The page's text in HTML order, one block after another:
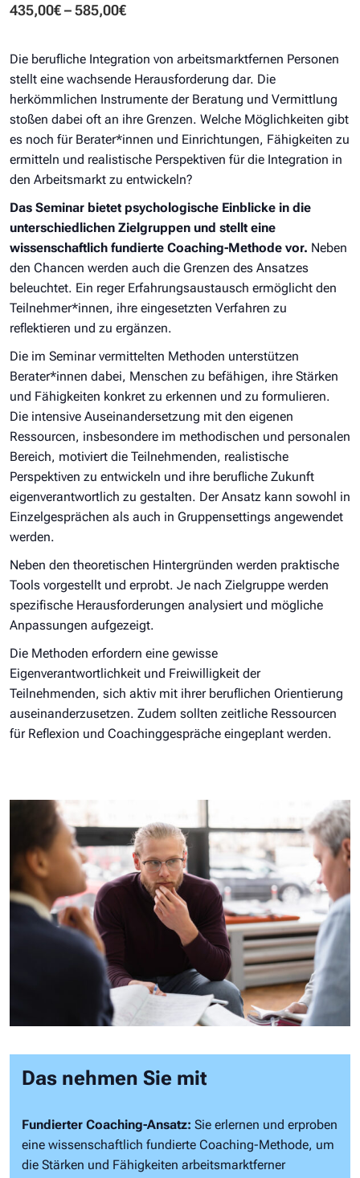
435,00€ – 585,00€
Die berufliche Integration von arbeitsmarktfernen Personen
stellt eine wachsende Herausforderung dar. Die
herkömmlichen Instrumente der Beratung und Vermittlung
stoßen dabei oft an ihre Grenzen. Welche Möglichkeiten gibt
es noch für Berater*innen und Einrichtungen, Fähigkeiten zu
ermitteln und realistische Perspektiven für die Integration in
den Arbeitsmarkt zu entwickeln?
Das Seminar bietet psychologische Einblicke in die
unterschiedlichen Zielgruppen und stellt eine
wissenschaftlich fundierte Coaching-Methode vor. Neben
den Chancen werden auch die Grenzen des Ansatzes
beleuchtet. Ein reger Erfahrungsaustausch ermöglicht den
Teilnehmer*innen, ihre eingesetzten Verfahren zu
reflektieren und zu ergänzen.
Die im Seminar vermittelten Methoden unterstützen
Berater*innen dabei, Menschen zu befähigen, ihre Stärken
und Fähigkeiten konkret zu erkennen und zu formulieren.
Die intensive Auseinandersetzung mit den eigenen
Ressourcen, insbesondere im methodischen und personalen
Bereich, motiviert die Teilnehmenden, realistische
Perspektiven zu entwickeln und ihre berufliche Zukunft
eigenverantwortlich zu gestalten. Der Ansatz kann sowohl in
Einzelgesprächen als auch in Gruppensettings angewendet
werden.
Neben den theoretischen Hintergründen werden praktische
Tools vorgestellt und erprobt. Je nach Zielgruppe werden
spezifische Herausforderungen analysiert und mögliche
Anpassungen aufgezeigt.
Die Methoden erfordern eine gewisse
Eigenverantwortlichkeit und Freiwilligkeit der
Teilnehmenden, sich aktiv mit ihrer beruflichen Orientierung
auseinanderzusetzen. Zudem sollten zeitliche Ressourcen
für Reflexion und Coachinggespräche eingeplant werden.
Das nehmen Sie mit
Fundierter Coaching-Ansatz: Sie erlernen und erproben
eine wissenschaftlich fundierte Coaching-Methode, um
die Stärken und Fähigkeiten arbeitsmarktferner